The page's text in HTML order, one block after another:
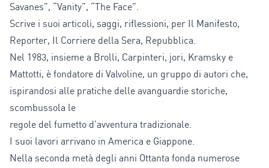
Savanes”, “Vanity”, “The Face”.
Scrive i suoi articoli, saggi, riflessioni, per Il Manifesto,
Reporter, Il Corriere della Sera, Repubblica.
Nel 1983, insieme a Brolli, Carpinteri, jori, Kramsky e
Mattotti, è fondatore di Valvoline, un gruppo di autori che,
ispirandosi alle pratiche delle avanguardie storiche,
scombussola le
regole del fumetto d’avventura tradizionale.
I suoi lavori arrivano in America e Giappone.
Nella seconda metà degli anni Ottanta fonda numerose